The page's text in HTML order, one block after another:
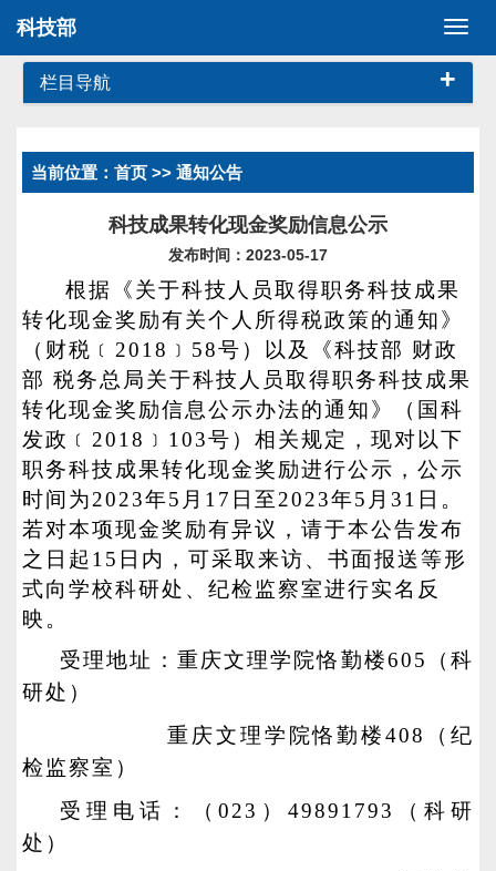
切
科技部
栏目导航 +
当前位置： 首页 >> 通知公告
科技成果转化现金奖励信息公示
发布时间：2023-05-17
根据《关于科技人员取得职务科技成果
转化现金奖励有关个人所得税政策的通知》
（财税﹝2018﹞58号）以及《科技部 财政
部 税务总局关于科技人员取得职务科技成果
转化现金奖励信息公示办法的通知》（国科
发政﹝2018﹞103号）相关规定，现对以下
职务科技成果转化现金奖励进行公示，公示
时间为2023年5月17日至2023年5月31日。
若对本项现金奖励有异议，请于本公告发布
之日起15日内，可采取来访、书面报送等形
式向学校科研处、纪检监察室进行实名反
映。
受理地址：重庆文理学院恪勤楼605（科
研处）
重庆文理学院恪勤楼408（纪
检监察室）
受理电话：（023）49891793（科研
处）